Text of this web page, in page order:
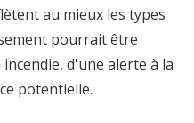
au mieux les types
pourrait être
d'une alerte à la
potentielle.